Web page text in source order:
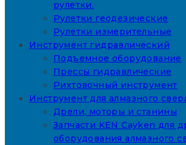
рулетки.
Рулетки геодезические
Рулетки измерительные
Инструмент гидравлический
Подъемное оборудование
Прессы гидравлические
Рихтовочный инструмент
Инструмент для алмазного
Дрели, моторы и станины
Запчасти KEN Cayken для
оборудования алмазного